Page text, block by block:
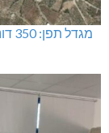
מגדל תפן: 350 דונם במתחם חדש